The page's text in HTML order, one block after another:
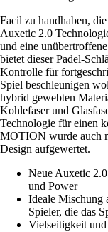
Facil zu handhaben,
Auxetic 2.0
und eine
bietet dieser Padel-
Kontrolle für
Spiel beschleunigen
hybrid gewebten
Kohlefaser und
Technologie für einen
MOTION wurde auch
Design aufgewertet.
Neue Auxetic
und Power
Ideale Mischung
Spieler, die das
Vielseitigkeit